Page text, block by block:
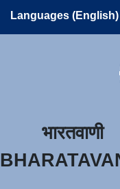
Languages (English)
भारतवाणी